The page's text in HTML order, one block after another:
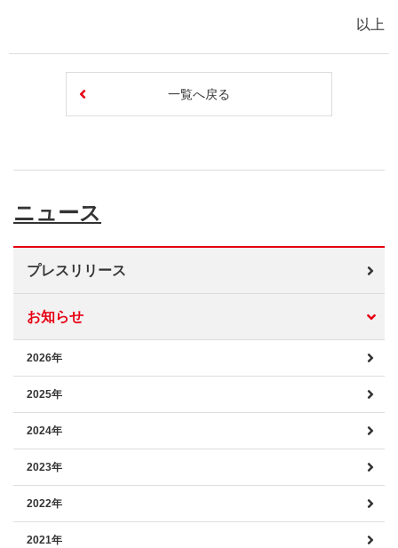
以上
一覧へ戻る
ニュース
プレスリリース
お知らせ
2026年
2025年
2024年
2023年
2022年
2021年